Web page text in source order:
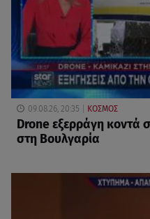
09.08.26, 20:35 ΚΟΣΜΟΣ
Drone εξερράγη κοντά
στη Βουλγαρία